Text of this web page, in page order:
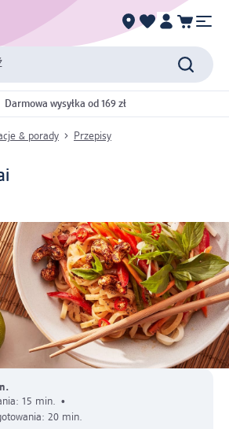
Darmowa wysyłka od 169 zł
& porady Przepisy
15 min. •
20 min.